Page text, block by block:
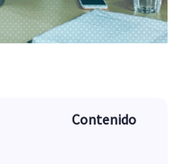
Contenido